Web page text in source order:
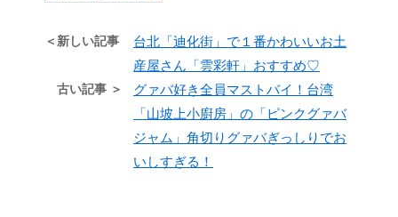
＜新しい記事
台北「迪化街」で１番かわいいお土
産屋さん「雲彩軒」おすすめ♡
古い記事 ＞
グァバ好き全員マストバイ！台湾
「山坡上小廚房」の「ピンクグァバ
ジャム」角切りグァバぎっしりでお
いしすぎる！